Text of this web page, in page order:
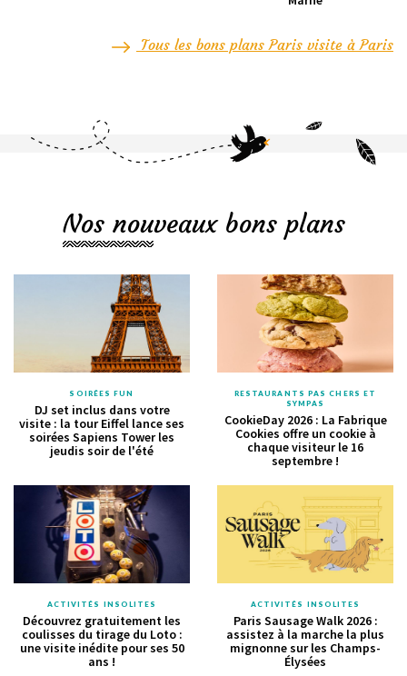
Tous les bons plans Paris visite à Paris
Nos nouveaux bons plans
SOIRÉES FUN
DJ set inclus dans votre
visite : la tour Eiffel lance ses
soirées Sapiens Tower les
jeudis soir de l'été
RESTAURANTS PAS CHERS ET
SYMPAS
CookieDay 2026 : La Fabrique
Cookies offre un cookie à
chaque visiteur le 16
septembre !
ACTIVITÉS INSOLITES
Découvrez gratuitement les
coulisses du tirage du Loto :
une visite inédite pour ses 50
ans !
ACTIVITÉS INSOLITES
Paris Sausage Walk 2026 :
assistez à la marche la plus
mignonne sur les Champs-
Élysées